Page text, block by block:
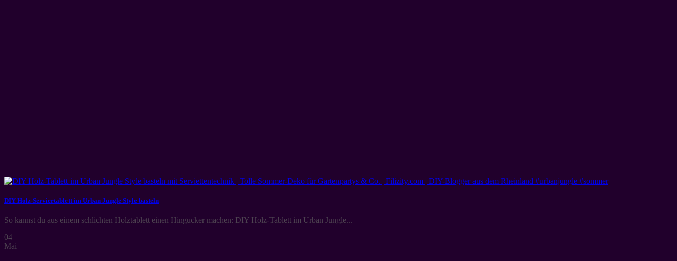
DIY Holz-Serviertablett im Urban Jungle Style basteln
So kannst du aus einem schlichten Holztablett einen Hingucker machen: DIY Holz-Tablett im Urban Jungle...
04
Mai